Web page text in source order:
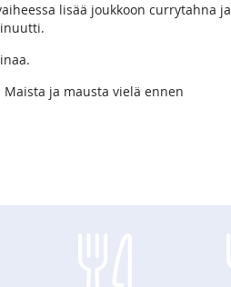
lisää joukkoon currytahna ja
ja mausta vielä ennen